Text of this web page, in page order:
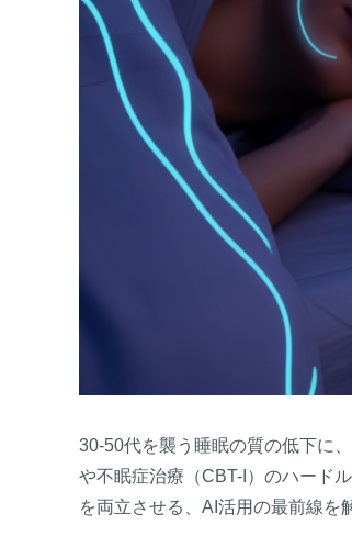
30-50代を襲う睡眠の質の低下に
や不眠症治療（CBT-I）のハード
を両立させる、AI活用の最前線を